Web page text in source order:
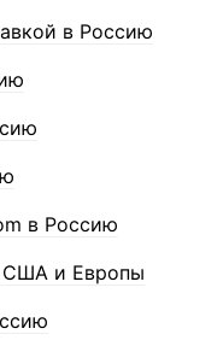
в Россию
в Россию
США и Европы